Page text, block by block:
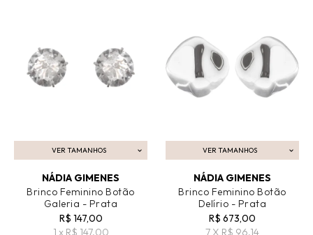
VER TAMANHOS
ADICIONAR AO CARRINHO
NÁDIA GIMENES
Brinco Feminino Botão
Galeria - Prata
R$ 147,00
1 x R$ 147,00
VER TAMANHOS
ADICIONAR AO CARRINHO
NÁDIA GIMENES
Brinco Feminino Botão
Delírio - Prata
R$ 673,00
7 X R$ 96,14